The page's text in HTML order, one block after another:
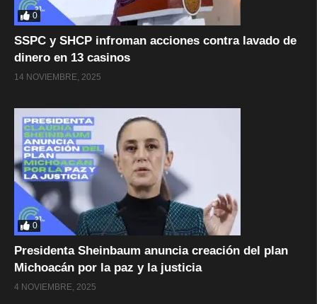
0
SSPC y SHCP infroman acciones contra lavado de
dinero en 13 casinos
14 NOVIEMBRE, 2025
0
Presidenta Sheinbaum anuncia creación del plan
Michoacán por la paz y la justicia
4 NOVIEMBRE, 2025